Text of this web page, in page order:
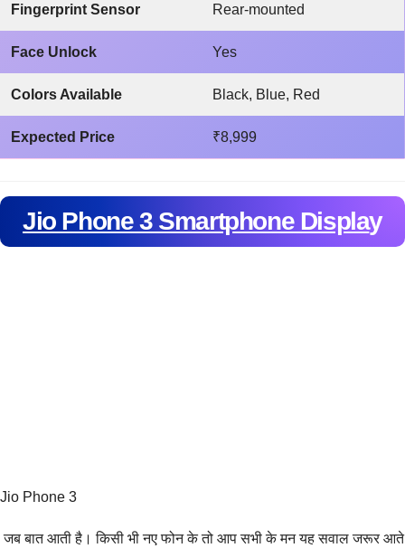
Fingerprint Sensor Rear-mounted
Face Unlock Yes
Colors Available Black, Blue, Red
Expected Price ₹8,999
Jio Phone 3 Smartphone Display
Jio Phone 3
जब बात आती है। किसी भी नए फोन के तो आप सभी के मन यह सवाल जरूर आते